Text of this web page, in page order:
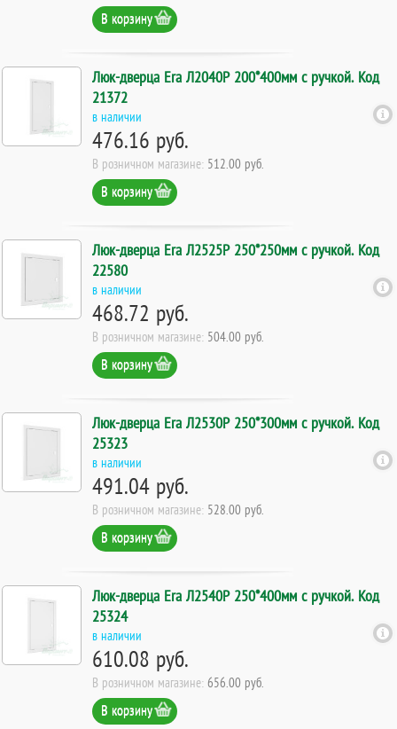
В корзину
Люк-дверца Era Л2040Р 200*400мм с ручкой. Код
21372
в наличии
476.16 руб.
В розничном магазине: 512.00 руб.
В корзину
Люк-дверца Era Л2525Р 250*250мм с ручкой. Код
22580
в наличии
468.72 руб.
В розничном магазине: 504.00 руб.
В корзину
Люк-дверца Era Л2530Р 250*300мм с ручкой. Код
25323
в наличии
491.04 руб.
В розничном магазине: 528.00 руб.
В корзину
Люк-дверца Era Л2540Р 250*400мм с ручкой. Код
25324
в наличии
610.08 руб.
В розничном магазине: 656.00 руб.
В корзину